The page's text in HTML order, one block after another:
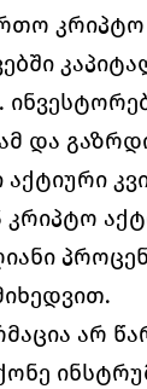
და
არ